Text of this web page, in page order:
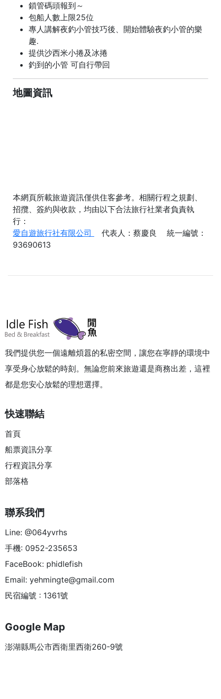
鎖管碼頭報到～
包船人數上限25位
專人講解夜釣小管技巧後、開始體驗夜釣小管的樂
趣.
提供沙西米小捲及冰捲
釣到的小管 可自行帶回
地圖資訊
本網頁所載旅遊資訊僅供住客參考。相關行程之規劃、
招攬、簽約與收款，均由以下合法旅行社業者負責執
行：
愛自遊旅行社有限公司
代表人：蔡慶良 統一編號：
93690613
我們提供您一個遠離煩囂的私密空間，讓您在寧靜的環境中
享受身心放鬆的時刻。無論您前來旅遊還是商務出差，這裡
都是您安心放鬆的理想選擇。
快速聯結
首頁
船票資訊分享
行程資訊分享
部落格
聯系我們
Line: @064yvrhs
手機: 0952-235653
FaceBook: phidlefish
Email: yehmingte@gmail.com
民宿編號 : 1361號
Google Map
澎湖縣馬公市西衛里西衛260-9號